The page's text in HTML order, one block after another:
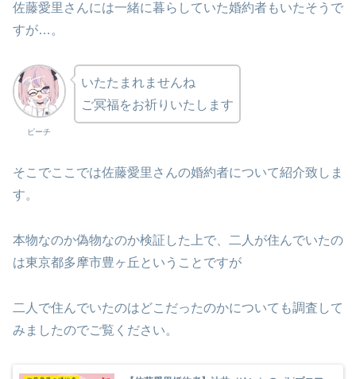
佐藤愛里さんには一緒に暮らしていた婚約者もいたそうで
すが…。
ピーチ
いたたまれませんね
ご冥福をお祈りいたします
そこでここでは佐藤愛里さんの婚約者について紹介致しま
す。
本物なのか偽物なのか検証した上で、二人が住んでいたの
は東京都多摩市豊ヶ丘ということですが
二人で住んでいたのはどこだったのかについても調査して
みましたのでご覧ください。